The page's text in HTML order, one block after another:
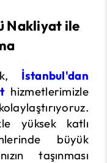
Nakliyat ile
İstanbul'dan
hizmetlerimizle
yüksek katlı
büyük
taşınması